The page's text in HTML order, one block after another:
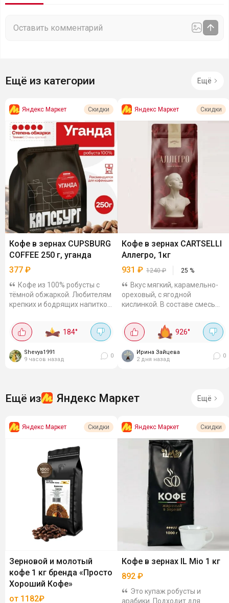
Ещё из категории Ещё
Яндекс Маркет Скидки
Кофе в зернах CUPSBURG
COFFEE 250 г, уганда
377 ₽
Кофе из 100% робусты с
тёмной обжаркой. Любителям
крепких и бодрящих напитков
получается с насыщенным и
горьковатым вкусом,
приятное шоколадное...
184°
Shevya1991
9 часов назад
0
Яндекс Маркет Скидки
Кофе в зернах CARTSELLI
Аллегро, 1кг
931 ₽ 1240₽ 25 %
Вкус мягкий, карамельно-
ореховый, с ягодной
кислинкой. В составе смесь
Зёрна прошли среднюю и
тёмную обжарку, что даёт
плотный,...
926°
Ирина Зайцева
2 дня назад
0
Ещё из Яндекс Маркет Ещё
Яндекс Маркет Скидки
Зерновой и молотый
кофе 1 кг бренда «Просто
Хороший Кофе»
от 1182₽
Яндекс Маркет Скидки
Кофе в зернах IL Mio 1 кг
892 ₽
Это купаж робусты и
арабики. Подходит для